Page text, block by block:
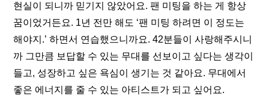
현실이 되니까 믿기지 않았어요. 팬 미팅을 하는 게 항상
꿈이었거든요. 1년 전만 해도 ‘팬 미팅 하려면 이 정도는
해야지.’ 하면서 연습했으니까요. 42분들이 사랑해주시니
까 그만큼 보답할 수 있는 무대를 선보이고 싶다는 생각이
들고, 성장하고 싶은 욕심이 생기는 것 같아요. 무대에서
좋은 에너지를 줄 수 있는 아티스트가 되고 싶어요.